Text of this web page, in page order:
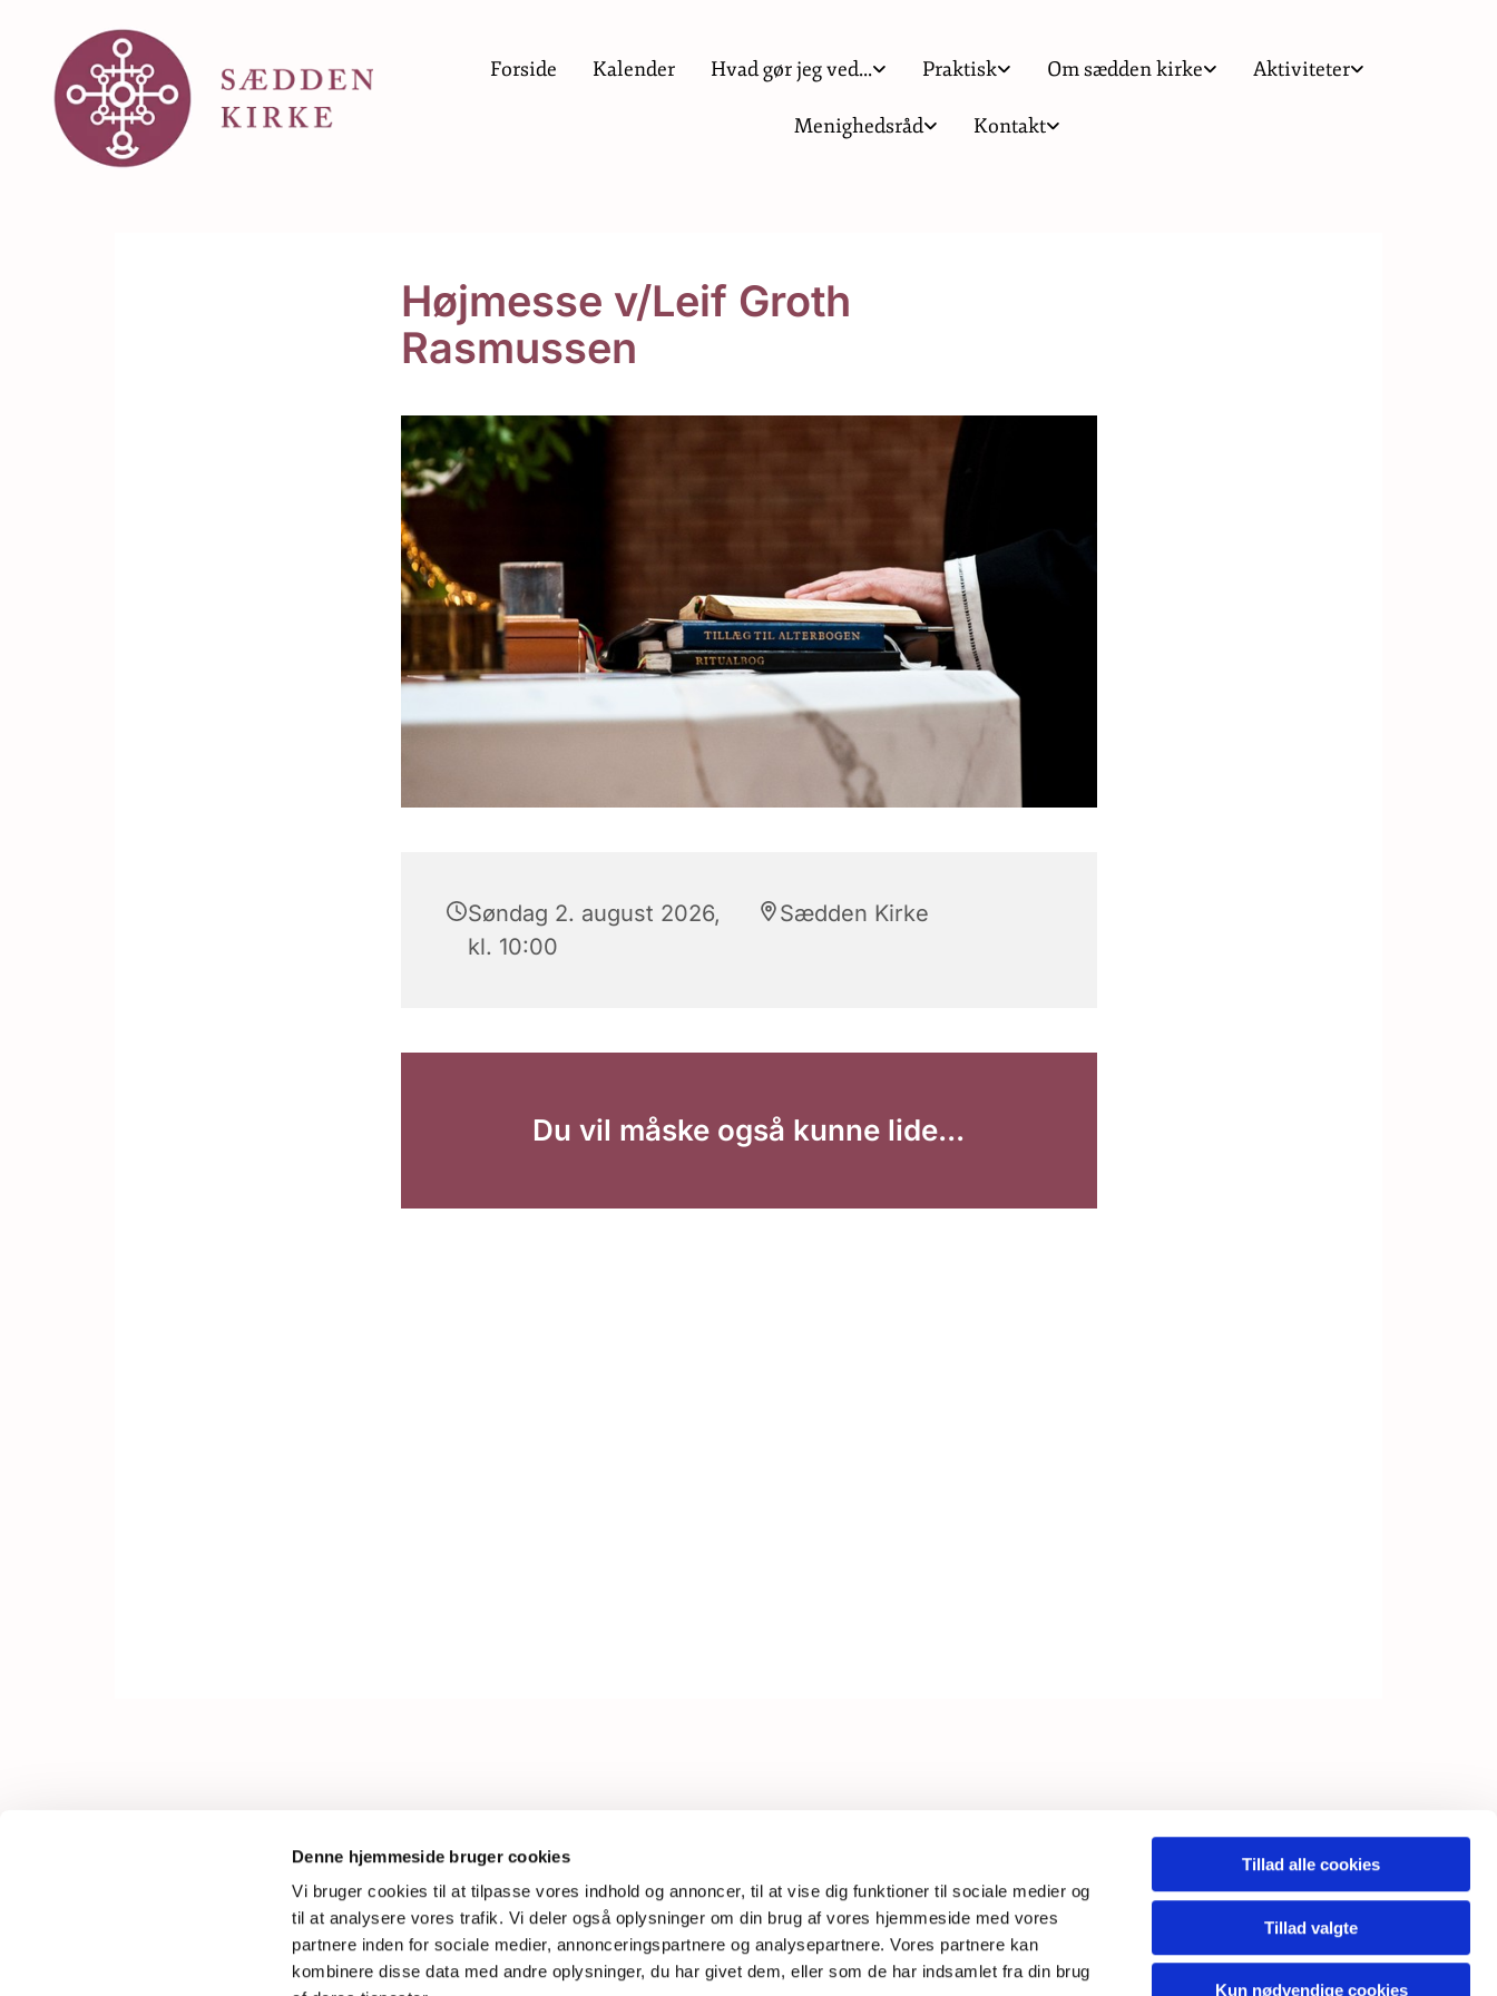
Denne hjemmeside bruger cookies
Vi bruger cookies til at tilpasse vores indhold og annoncer, til at vise dig funktioner til sociale medier og
til at analysere vores trafik. Vi deler også oplysninger om din brug af vores hjemmeside med vores
partnere inden for sociale medier, annonceringspartnere og analysepartnere. Vores partnere kan
kombinere disse data med andre oplysninger, du har givet dem, eller som de har indsamlet fra din brug
Tillad alle cookies
Tillad valgte
Kun nødvendige cookies
Forside Kalender Hvad gør jeg ved... Praktisk Om sædden kirke Aktiviteter
Menighedsråd Kontakt
Højmesse v/Leif Groth
Rasmussen
Søndag 2. august 2026,
kl. 10:00
Sædden Kirke
Du vil måske også kunne lide...
Mail: saedden.sogn@km.dk
Webtilgængelighedserklæring